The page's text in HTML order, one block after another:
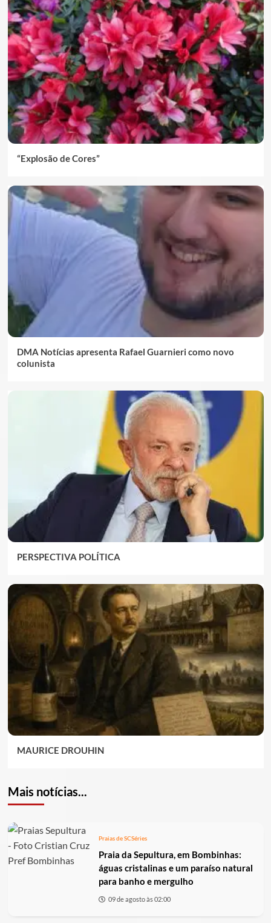
“Explosão de Cores”
DMA Notícias apresenta Rafael Guarnieri como novo
colunista
PERSPECTIVA POLÍTICA
MAURICE DROUHIN
Mais notícias...
Praias de SCSéries
Praia da Sepultura, em Bombinhas:
águas cristalinas e um paraíso natural
para banho e mergulho
09 de agosto às 02:00